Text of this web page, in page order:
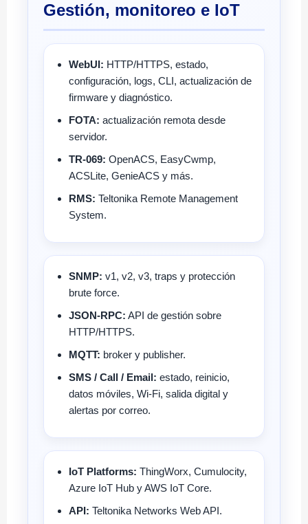
Gestión, monitoreo e IoT
WebUI: HTTP/HTTPS, estado,
configuración, logs, CLI, actualización de
firmware y diagnóstico.
FOTA: actualización remota desde
servidor.
TR-069: OpenACS, EasyCwmp,
ACSLite, GenieACS y más.
RMS: Teltonika Remote Management
System.
SNMP: v1, v2, v3, traps y protección
brute force.
JSON-RPC: API de gestión sobre
HTTP/HTTPS.
MQTT: broker y publisher.
SMS / Call / Email: estado, reinicio,
datos móviles, Wi-Fi, salida digital y
alertas por correo.
IoT Platforms: ThingWorx, Cumulocity,
Azure IoT Hub y AWS IoT Core.
API: Teltonika Networks Web API.